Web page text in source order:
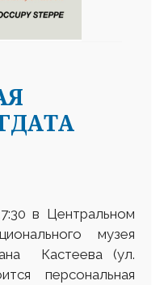
в Центральном
музея
Кастеева (ул.
персональная